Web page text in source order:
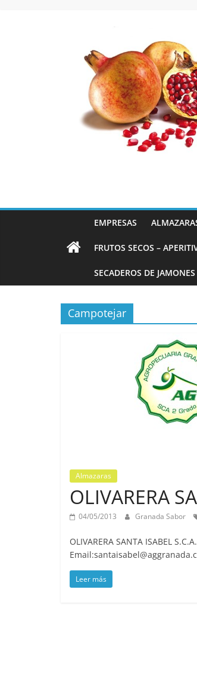
EMPRESAS
FRUTOS SECOS –
SECADEROS DE JAMONES
Campotejar
Almazaras
OLIVARERA
04/05/2013 Granada Sabor
OLIVARERA SANTA ISABEL
Leer más